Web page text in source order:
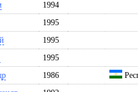
1994
1995
1995
1995
1986